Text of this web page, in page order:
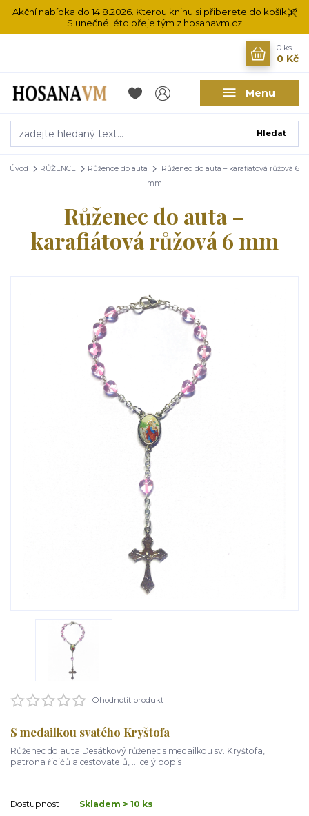
Akční nabídka do 14.8.2026. Kterou knihu si přiberete do košíku?
Slunečné léto přeje tým z hosanavm.cz
Menu
Hledat
0 ks
0 Kč
Úvod RŮŽENCE Růžence do auta
Růženec do auta – karafiátová růžová 6
mm
Růženec do auta –
karafiátová růžová 6 mm
Ohodnotit produkt
S medailkou svatého Kryštofa
Růženec do auta Desátkový růženec s medailkou sv. Kryštofa,
patrona řidičů a cestovatelů, ... celý popis
Dostupnost Skladem > 10 ks